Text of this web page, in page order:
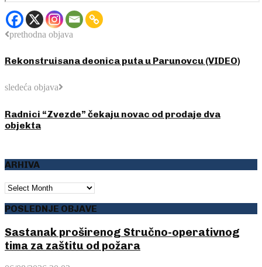
prethodna objava
Rekonstruisana deonica puta u Parunovcu (VIDEO)
sledeća objava
Radnici “Zvezde” čekaju novac od prodaje dva
objekta
ARHIVA
ARHIVA
POSLEDNJE OBJAVE
Sastanak proširenog Stručno-operativnog
tima za zaštitu od požara